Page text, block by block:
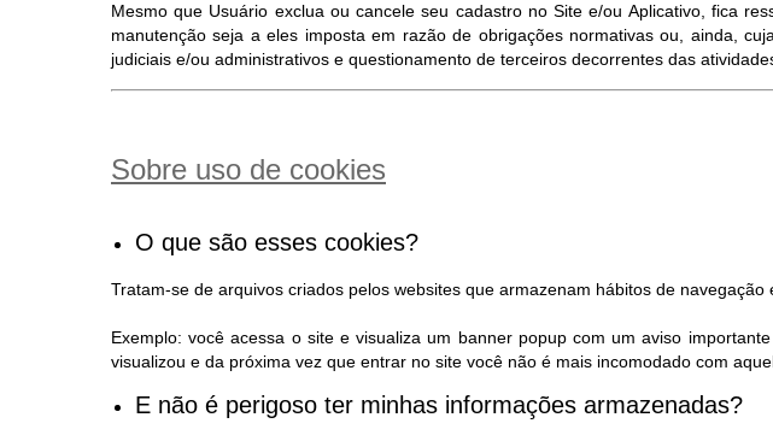
Mesmo que Usuário exclua ou cancele seu cadastro no Site e/ou Aplicativo, fica
manutenção seja a eles imposta em razão de obrigações normativas ou, ainda,
judiciais e/ou administrativos e questionamento de terceiros decorrentes das
Sobre uso de cookies
O que são esses cookies?
Tratam-se de arquivos criados pelos websites que armazenam hábitos de
Exemplo: você acessa o site e visualiza um banner popup com um aviso
visualizou e da próxima vez que entrar no site você não é mais incomodado com
E não é perigoso ter minhas informações armazenadas?